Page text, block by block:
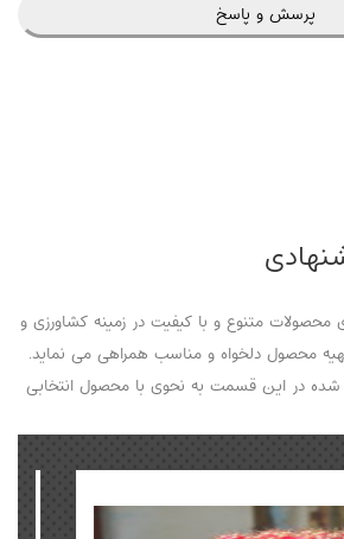
پرسش و پاسخ
محصولات متنوع و با کیفیت در زمینه کشاورزی و
محصول دلخواه و مناسب همراهی می نماید.
در این قسمت به نحوی با محصول انتخابی